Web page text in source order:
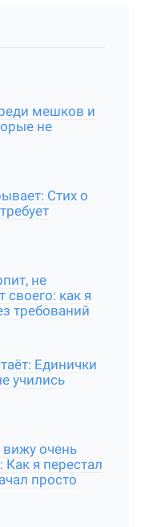
мешков и
не
Стих о
не
своего: как я
требований
Единички
учились
очень
Как я перестал
просто